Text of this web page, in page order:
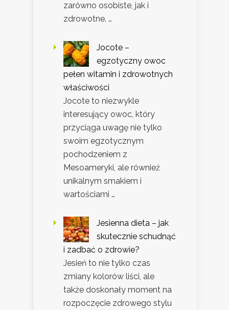
zarówno osobiste, jak i
zdrowotne. …
Jocote –
egzotyczny owoc
pełen witamin i zdrowotnych
właściwości
Jocote to niezwykle
interesujący owoc, który
przyciąga uwagę nie tylko
swoim egzotycznym
pochodzeniem z
Mesoameryki, ale również
unikalnym smakiem i
wartościami …
Jesienna dieta – jak
skutecznie schudnąć
i zadbać o zdrowie?
Jesień to nie tylko czas
zmiany kolorów liści, ale
także doskonały moment na
rozpoczęcie zdrowego stylu